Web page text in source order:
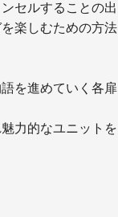
セルすることの出
楽しむための方法
を進めていく各扉
力的なユニットを